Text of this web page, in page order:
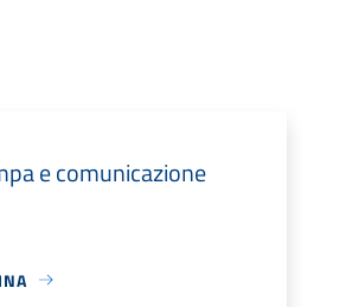
e comunicazione